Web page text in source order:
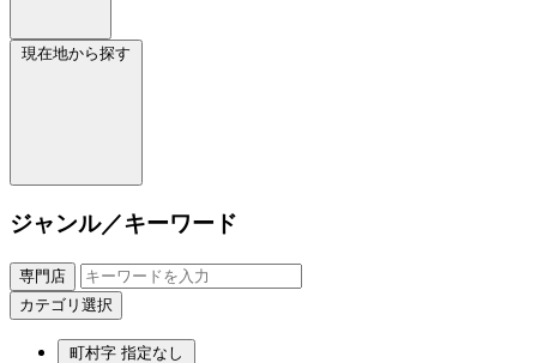
現在地から探す
ジャンル／キーワード
専門店
カテゴリ選択
町村字 指定なし